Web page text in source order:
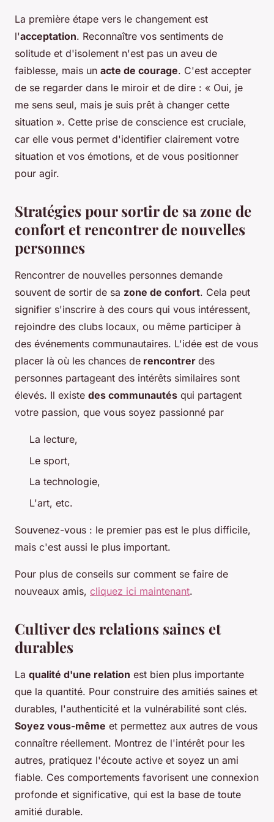
La première étape vers le changement est
l'acceptation. Reconnaître vos sentiments de
solitude et d'isolement n'est pas un aveu de
faiblesse, mais un acte de courage. C'est accepter
de se regarder dans le miroir et de dire : « Oui, je
me sens seul, mais je suis prêt à changer cette
situation ». Cette prise de conscience est cruciale,
car elle vous permet d'identifier clairement votre
situation et vos émotions, et de vous positionner
pour agir.
Stratégies pour sortir de sa zone de
confort et rencontrer de nouvelles
personnes
Rencontrer de nouvelles personnes demande
souvent de sortir de sa zone de confort. Cela peut
signifier s'inscrire à des cours qui vous intéressent,
rejoindre des clubs locaux, ou même participer à
des événements communautaires. L'idée est de vous
placer là où les chances de rencontrer des
personnes partageant des intérêts similaires sont
élevés. Il existe des communautés qui partagent
votre passion, que vous soyez passionné par
La lecture,
Le sport,
La technologie,
L'art, etc.
Souvenez-vous : le premier pas est le plus difficile,
mais c'est aussi le plus important.
Pour plus de conseils sur comment se faire de
nouveaux amis, cliquez ici maintenant.
Cultiver des relations saines et
durables
La qualité d'une relation est bien plus importante
que la quantité. Pour construire des amitiés saines et
durables, l'authenticité et la vulnérabilité sont clés.
Soyez vous-même et permettez aux autres de vous
connaître réellement. Montrez de l'intérêt pour les
autres, pratiquez l'écoute active et soyez un ami
fiable. Ces comportements favorisent une connexion
profonde et significative, qui est la base de toute
amitié durable.